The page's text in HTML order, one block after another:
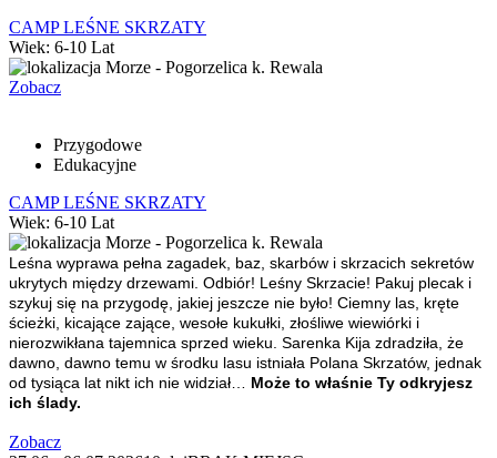
CAMP LEŚNE SKRZATY
Wiek: 6-10 Lat
Morze - Pogorzelica k. Rewala
Zobacz
Przygodowe
Edukacyjne
CAMP LEŚNE SKRZATY
Wiek: 6-10 Lat
Morze - Pogorzelica k. Rewala
Leśna wyprawa pełna zagadek, baz, skarbów i skrzacich sekretów
ukrytych między drzewami. Odbiór! Leśny Skrzacie! Pakuj plecak i
szykuj się na przygodę, jakiej jeszcze nie było! Ciemny las, kręte
ścieżki, kicające zające, wesołe kukułki, złośliwe wiewiórki i
nierozwikłana tajemnica sprzed wieku. Sarenka Kija zdradziła, że
dawno, dawno temu w środku lasu istniała Polana Skrzatów, jednak
od tysiąca lat nikt ich nie widział…
Może to właśnie Ty odkryjesz
ich ślady.
Zobacz